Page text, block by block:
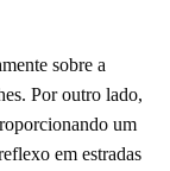
sobre a
Por outro lado,
um
em estradas